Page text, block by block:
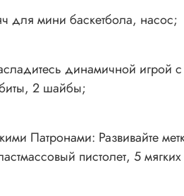
для мини баскетбола, насос;
динамичной игрой
2 шайбы;
Патронами: Развивайте
пистолет, 5